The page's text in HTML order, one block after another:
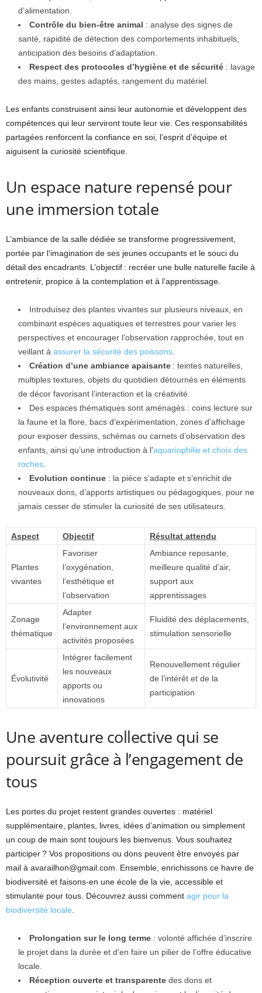
d’alimentation.
Contrôle du bien-être animal : analyse des signes de
santé, rapidité de détection des comportements inhabituels,
anticipation des besoins d’adaptation.
Respect des protocoles d’hygiène et de sécurité : lavage
des mains, gestes adaptés, rangement du matériel.
Les enfants construisent ainsi leur autonomie et développent des
compétences qui leur serviront toute leur vie. Ces responsabilités
partagées renforcent la confiance en soi, l’esprit d’équipe et
aiguisent la curiosité scientifique.
Un espace nature repensé pour
une immersion totale
L’ambiance de la salle dédiée se transforme progressivement,
portée par l’imagination de ses jeunes occupants et le souci du
détail des encadrants. L’objectif : recréer une bulle naturelle facile à
entretenir, propice à la contemplation et à l’apprentissage.
Introduisez des plantes vivantes sur plusieurs niveaux, en
combinant espèces aquatiques et terrestres pour varier les
perspectives et encourager l’observation rapprochée, tout en
veillant à assurer la sécurité des poissons.
Création d’une ambiance apaisante : teintes naturelles,
multiples textures, objets du quotidien détournés en éléments
de décor favorisant l’interaction et la créativité.
Des espaces thématiques sont aménagés : coins lecture sur
la faune et la flore, bacs d’expérimentation, zones d’affichage
pour exposer dessins, schémas ou carnets d’observation des
enfants, ainsi qu’une introduction à l’aquariophilie et choix des
roches.
Evolution continue : la pièce s’adapte et s’enrichit de
nouveaux dons, d’apports artistiques ou pédagogiques, pour ne
jamais cesser de stimuler la curiosité de ses utilisateurs.
Aspect Objectif Résultat attendu
Plantes
vivantes
Favoriser
l’oxygénation,
l’esthétique et
l’observation
Ambiance reposante,
meilleure qualité d’air,
support aux
apprentissages
Zonage
thématique
Adapter
l’environnement aux
activités proposées
Fluidité des déplacements,
stimulation sensorielle
Évolutivité
Intégrer facilement
les nouveaux
apports ou
innovations
Renouvellement régulier
de l’intérêt et de la
participation
Une aventure collective qui se
poursuit grâce à l’engagement de
tous
Les portes du projet restent grandes ouvertes : matériel
supplémentaire, plantes, livres, idées d’animation ou simplement
un coup de main sont toujours les bienvenus. Vous souhaitez
participer ? Vos propositions ou dons peuvent être envoyés par
mail à avarailhon@gmail.com. Ensemble, enrichissons ce havre de
biodiversité et faisons-en une école de la vie, accessible et
stimulante pour tous. Découvrez aussi comment agir pour la
biodiversité locale.
Prolongation sur le long terme : volonté affichée d’inscrire
le projet dans la durée et d’en faire un pilier de l’offre éducative
locale.
Réception ouverte et transparente des dons et